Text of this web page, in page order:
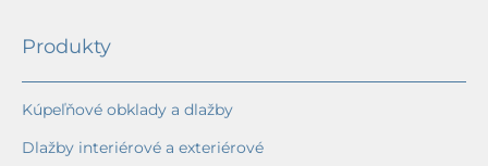
Produkty
Kúpeľňové obklady a dlažby
Dlažby interiérové a exteriérové